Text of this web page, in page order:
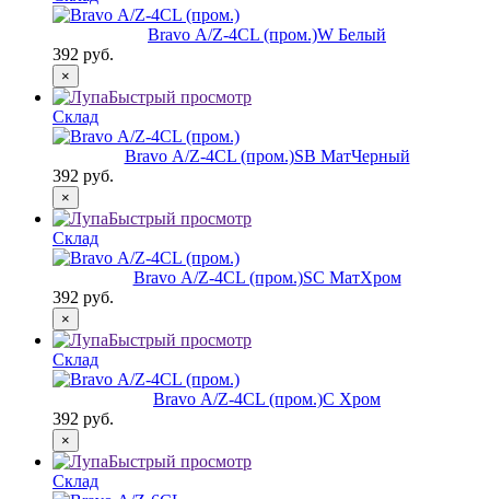
Bravo А/Z-4CL (пром.)W Белый
392 руб.
×
Быстрый просмотр
Склад
Bravo А/Z-4CL (пром.)SB МатЧерный
392 руб.
×
Быстрый просмотр
Склад
Bravo А/Z-4CL (пром.)SC МатХром
392 руб.
×
Быстрый просмотр
Склад
Bravo А/Z-4CL (пром.)C Хром
392 руб.
×
Быстрый просмотр
Склад